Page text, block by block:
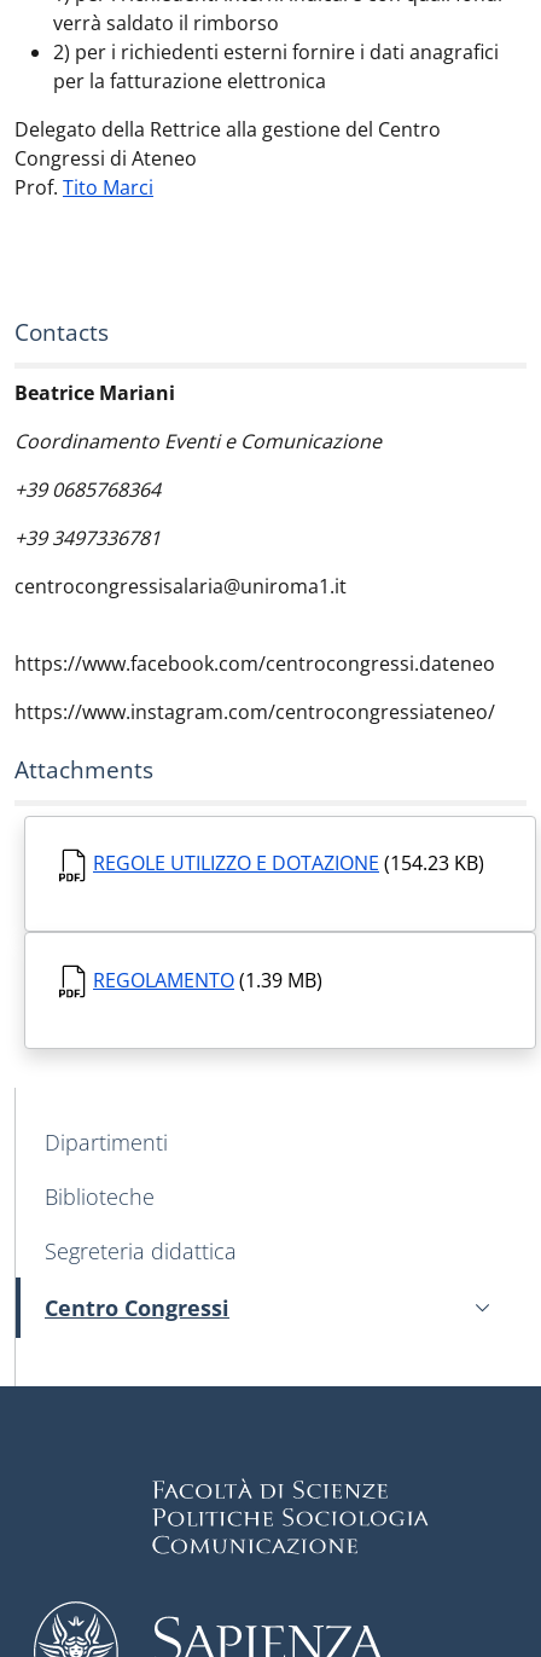
verrà saldato il rimborso
2) per i richiedenti esterni fornire i dati anagrafici
per la fatturazione elettronica
Delegato della Rettrice alla gestione del Centro
Congressi di Ateneo
Prof. Tito Marci
Contacts
Beatrice Mariani
Coordinamento Eventi e Comunicazione
+39 0685768364
+39 3497336781
centrocongressisalaria@uniroma1.it
https://www.facebook.com/centrocongressi.dateneo
https://www.instagram.com/centrocongressiateneo/
Attachments
REGOLE UTILIZZO E DOTAZIONE (154.23 KB)
REGOLAMENTO(1.39 MB)
MAIN NAVIGATION
Dipartimenti
Biblioteche
Segreteria didattica
Centro Congressi
Active